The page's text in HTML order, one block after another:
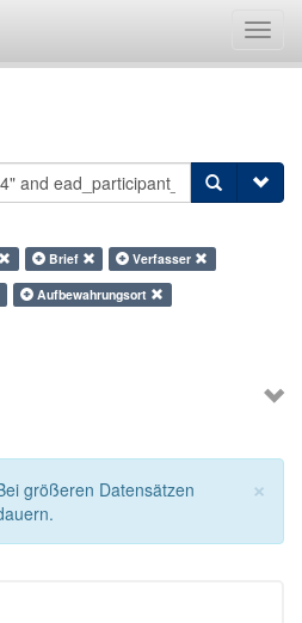
Brief
Verfasser
Aufbewahrungsort
×
größeren Datensätzen